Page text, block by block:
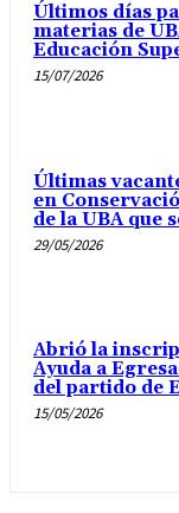
Últimos días
materias de
Educación
15/07/2026
Últimas
en
de la UBA que
29/05/2026
Abrió la
Ayuda a
del partido de
15/05/2026